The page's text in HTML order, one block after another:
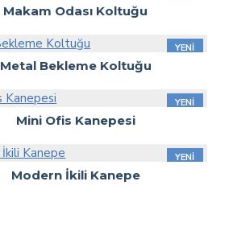
Makam Odası Koltuğu
YENI
Metal Bekleme Koltuğu
YENI
Mini Ofis Kanepesi
YENI
Modern İkili Kanepe